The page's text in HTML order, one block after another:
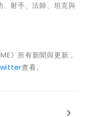
射手、法師、坦克與
》所有新聞與更新，
查看。